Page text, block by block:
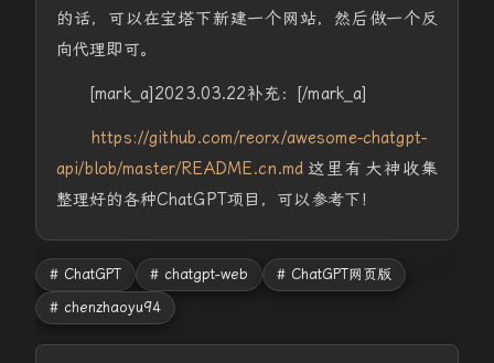
的话，可以在宝塔下新建一个网站，然后做一个反
向代理即可。
[mark_a]2023.03.22补充：[/mark_a]
https://github.com/reorx/awesome-chatgpt-
api/blob/master/README.cn.md 这里有大神收集
整理好的各种ChatGPT项目，可以参考下！
# ChatGPT # chatgpt-web
# ChatGPT网页版
# chenzhaoyu94